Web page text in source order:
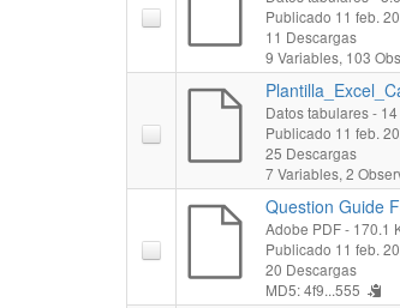
Publicado 11 feb.
11 Descargas
9 Variables, 103
Datos tabulares- 14
Publicado 11 feb.
25 Descargas
7 Variables, 2
Question Guide
Adobe PDF- 170.1
Publicado 11 feb.
20 Descargas
MD5: 4f9...555